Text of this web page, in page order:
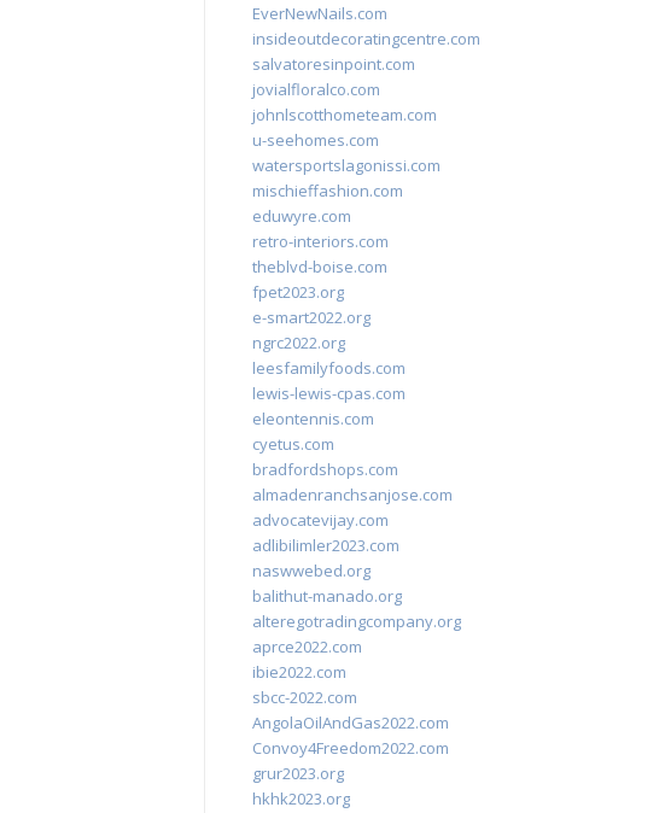
EverNewNails.com
insideoutdecoratingcentre.com
salvatoresinpoint.com
jovialfloralco.com
johnlscotthometeam.com
u-seehomes.com
watersportslagonissi.com
mischieffashion.com
eduwyre.com
retro-interiors.com
theblvd-boise.com
fpet2023.org
e-smart2022.org
ngrc2022.org
leesfamilyfoods.com
lewis-lewis-cpas.com
eleontennis.com
cyetus.com
bradfordshops.com
almadenranchsanjose.com
advocatevijay.com
adlibilimler2023.com
naswwebed.org
balithut-manado.org
alteregotradingcompany.org
aprce2022.com
ibie2022.com
sbcc-2022.com
AngolaOilAndGas2022.com
Convoy4Freedom2022.com
grur2023.org
hkhk2023.org